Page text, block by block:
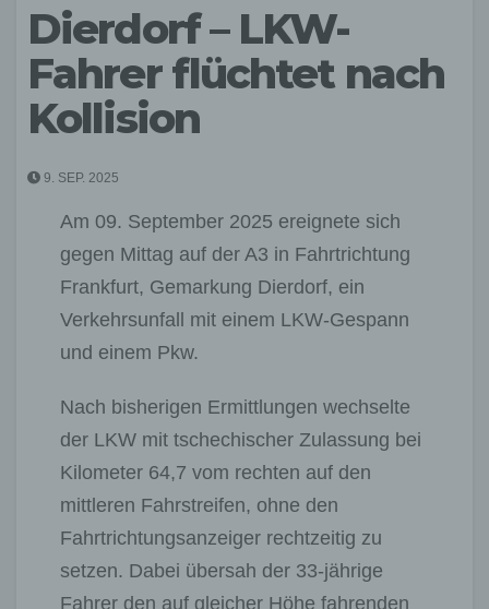
Dierdorf – LKW-
Fahrer flüchtet nach
Kollision
9. SEP. 2025
Am 09. September 2025 ereignete sich
gegen Mittag auf der A3 in Fahrtrichtung
Frankfurt, Gemarkung Dierdorf, ein
Verkehrsunfall mit einem LKW-Gespann
und einem Pkw.
Nach bisherigen Ermittlungen wechselte
der LKW mit tschechischer Zulassung bei
Kilometer 64,7 vom rechten auf den
mittleren Fahrstreifen, ohne den
Fahrtrichtungsanzeiger rechtzeitig zu
setzen. Dabei übersah der 33-jährige
Fahrer den auf gleicher Höhe fahrenden